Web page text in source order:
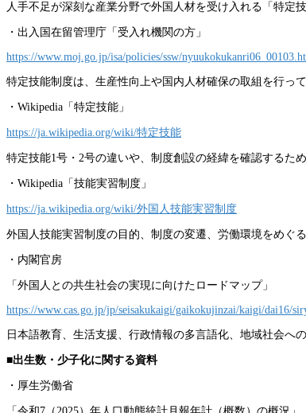
人手不足が深刻な産業分野で外国人材を受け入れる「特定
・出入国在留管理庁「受入れ機関の方」
https://www.moj.go.jp/isa/policies/ssw/
特定技能制度は、生産性向上や国内人材確保の取組を行っ
・Wikipedia「特定技能」
https://ja.wikipedia.org/wiki/特定技能
特定技能1号・2号の違いや、制度創設の経緯を確認するため
・Wikipedia「技能実習制度」
https://ja.wikipedia.org/wiki/外国人技能実習制度
外国人技能実習制度の目的、制度の変遷、労働環境をめぐ
・内閣官房
「外国人との共生社会の実現に向けたロードマップ」
https://www.cas.go.jp/jp/seisakukaigi/gaikokujinzai/kaigi/dai16/
日本語教育、生活支援、行政情報の多言語化、地域社会へ
■出生数・少子化に関する資料
・厚生労働省